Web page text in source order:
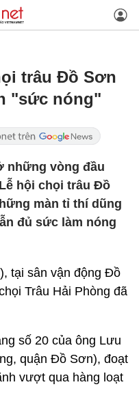
trâu Đồ Sơn
"sức nóng"
những vòng đầu
hội chọi trâu Đồ
màn tỉ thí dũng
đủ sức làm nóng
tại sân vận động Đồ
Trâu Hải Phòng đã
số 20 của ông Lưu
quận Đồ Sơn), đoạt
vượt qua hàng loạt